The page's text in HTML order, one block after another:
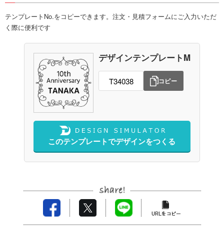
テンプレートNo.をコピーできます。注文・見積フォームにご入力いただ
く際に便利です
デザインテンプレートM
コピー
このテンプレートでデザインをつくる